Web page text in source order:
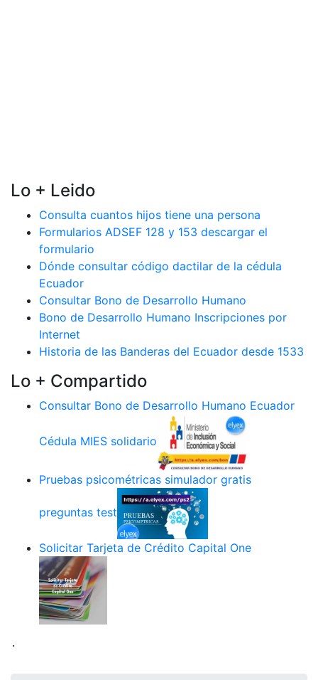
Lo + Leido
Consulta cuantos hijos tiene una persona
Formularios ADSEF 128 y 153 descargar el
formulario
Dónde consultar código dactilar de la cédula
Ecuador
Consultar Bono de Desarrollo Humano
Bono de Desarrollo Humano Inscripciones por
Internet
Historia de las Banderas del Ecuador desde 1533
Lo + Compartido
Consultar Bono de Desarrollo Humano Ecuador
Cédula MIES solidario
Pruebas psicométricas simulador gratis
preguntas test
Solicitar Tarjeta de Crédito Capital One
.